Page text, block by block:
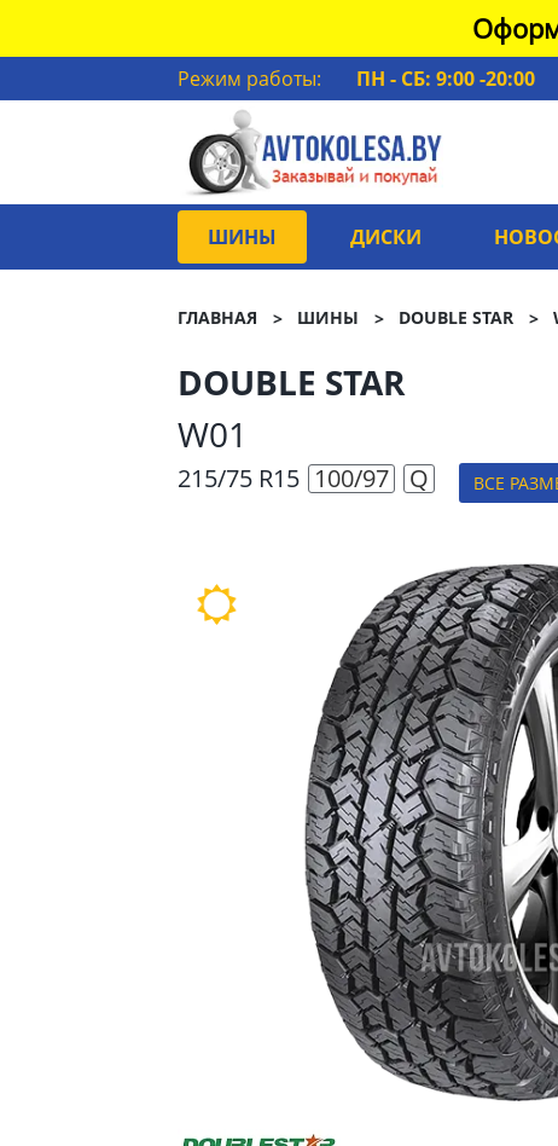
Режим работы: ПН - СБ: 9:00 -20:00
ШИНЫ ДИСКИ
ГЛАВНАЯ ШИНЫ DOUBLE STAR
DOUBLE STAR
W01
215/75 R15 100/97 Q ВСЕ